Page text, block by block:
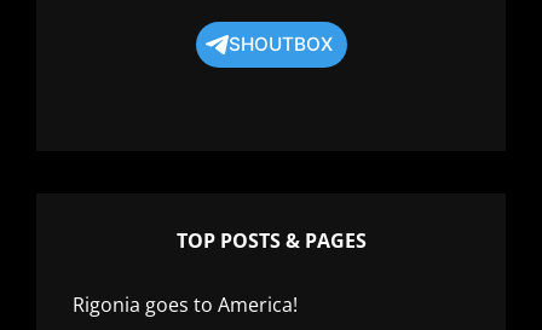
SHOUTBOX
TOP POSTS & PAGES
Rigonia goes to America!